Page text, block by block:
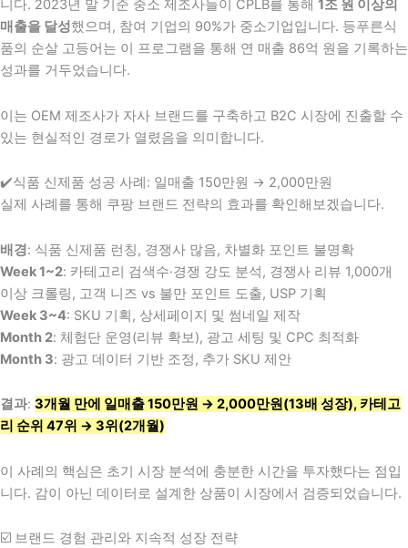
니다. 2023년 말 기준 중소 제조사들이 CPLB를 통해 1조 원 이상의
매출을 달성했으며, 참여 기업의 90%가 중소기업입니다. 등푸른식
품의 순살 고등어는 이 프로그램을 통해 연 매출 86억 원을 기록하는
성과를 거두었습니다.
이는 OEM 제조사가 자사 브랜드를 구축하고 B2C 시장에 진출할 수
있는 현실적인 경로가 열렸음을 의미합니다.
✔️식품 신제품 성공 사례: 일매출 150만원 → 2,000만원
실제 사례를 통해 쿠팡 브랜드 전략의 효과를 확인해보겠습니다.
배경: 식품 신제품 런칭, 경쟁사 많음, 차별화 포인트 불명확
Week 1~2: 카테고리 검색수·경쟁 강도 분석, 경쟁사 리뷰 1,000개
이상 크롤링, 고객 니즈 vs 불만 포인트 도출, USP 기획
Week 3~4: SKU 기획, 상세페이지 및 썸네일 제작
Month 2: 체험단 운영(리뷰 확보), 광고 세팅 및 CPC 최적화
Month 3: 광고 데이터 기반 조정, 추가 SKU 제안
결과: 3개월 만에 일매출 150만원 → 2,000만원(13배 성장), 카테고
리 순위 47위 → 3위(2개월)
이 사례의 핵심은 초기 시장 분석에 충분한 시간을 투자했다는 점입
니다. 감이 아닌 데이터로 설계한 상품이 시장에서 검증되었습니다.
☑️ 브랜드 경험 관리와 지속적 성장 전략